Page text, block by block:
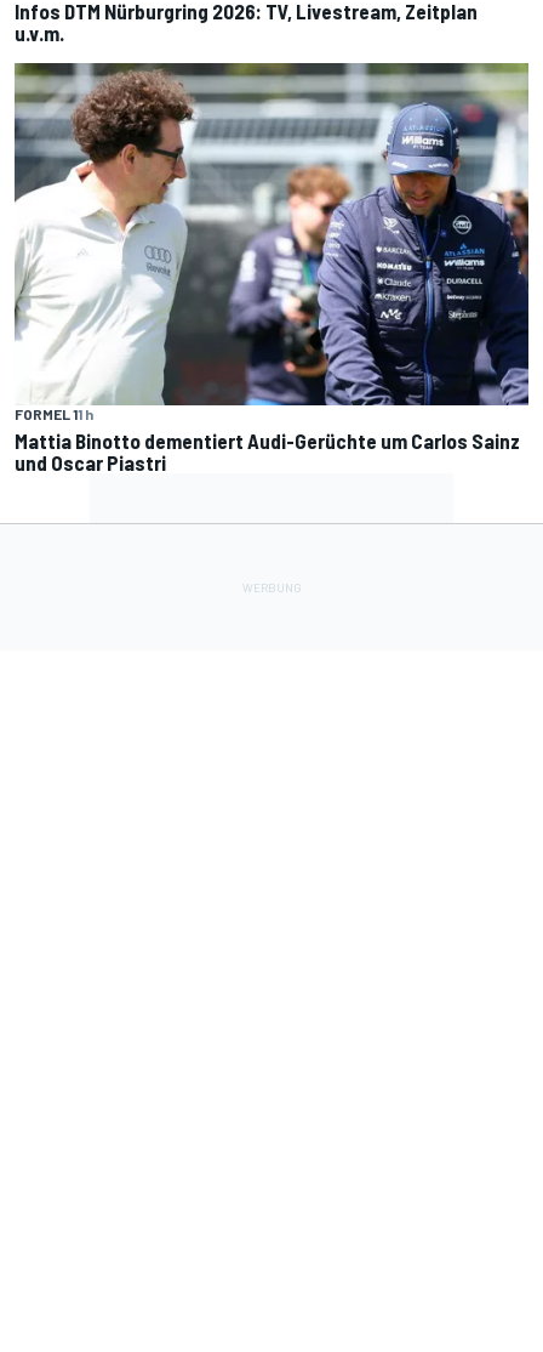
Infos DTM Nürburgring 2026: TV, Livestream, Zeitplan
u.v.m.
FORMEL 11 h
Mattia Binotto dementiert Audi-Gerüchte um Carlos Sainz
und Oscar Piastri